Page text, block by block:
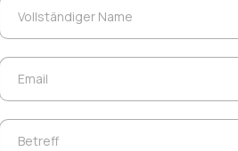
Vollständiger Name
Email
Betreff